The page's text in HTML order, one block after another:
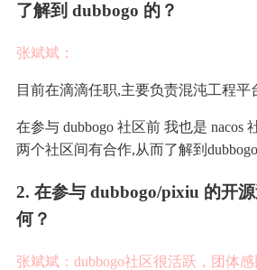
了解到 dubbogo 的 ？
张斌斌 ：
目前在滴滴任职,主要负责混沌工程平
在参与 dubbogo 社区前 我也是 nacos
两个社区间有合作,从而了解到
2. 在参与 dubbogo/pixiu 的开源
何？
张斌斌 ： dubbogo社区很活跃，团体